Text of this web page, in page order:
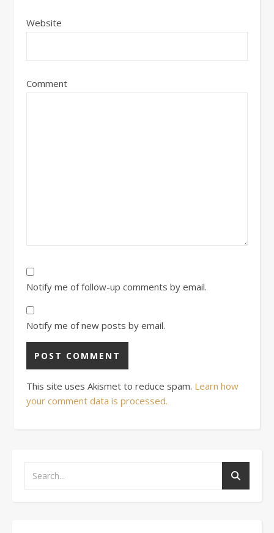
Website
Comment
Notify me of follow-up comments by email.
Notify me of new posts by email.
This site uses Akismet to reduce spam. Learn how
your comment data is processed.